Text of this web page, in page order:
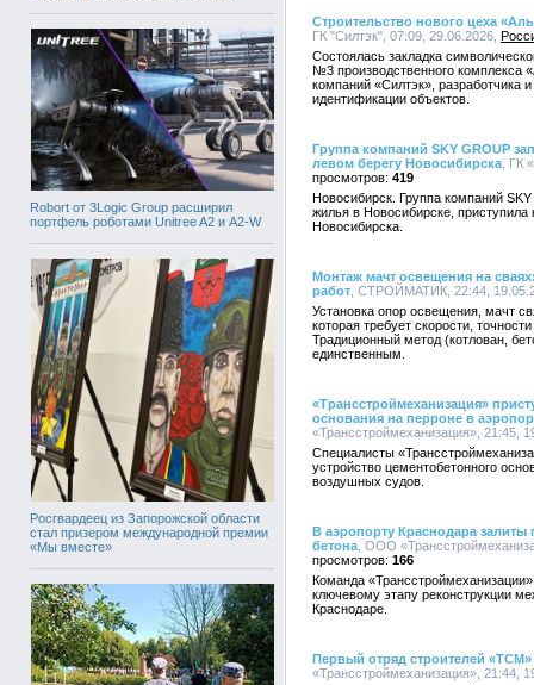
Robort от 3Logic Group расширил
портфель роботами Unitree A2 и A2-W
Росгвардеец из Запорожской области
стал призером международной премии
«Мы вместе»
Строительство нового цеха
ГК "Силтэк", 07:09, 29.06.2026,
Состоялась закладка
№3 производственного комплекса
компаний «Силтэк», разработчика
идентификации объектов.
Группа компаний SKY GROUP
левом берегу Новосибирска , ГК
419
Новосибирск. Группа компаний
жилья в Новосибирске, приступила
Новосибирска.
Монтаж мачт освещения на
работ , СТРОЙМАТИК, 22:44,
Установка опор освещения, мачт
которая требует скорости,
Традиционный метод (котлован,
единственным.
«Трансстроймеханизация»
основания на перроне в
«Трансстроймеханизация», 21:45,
Специалисты
устройство цементобетонного
воздушных судов.
В аэропорту Краснодара
бетона , ООО
166
Команда
ключевому этапу реконструкции
Краснодаре.
Первый отряд строителей «ТСМ»
«Трансстроймеханизация», 21:44,